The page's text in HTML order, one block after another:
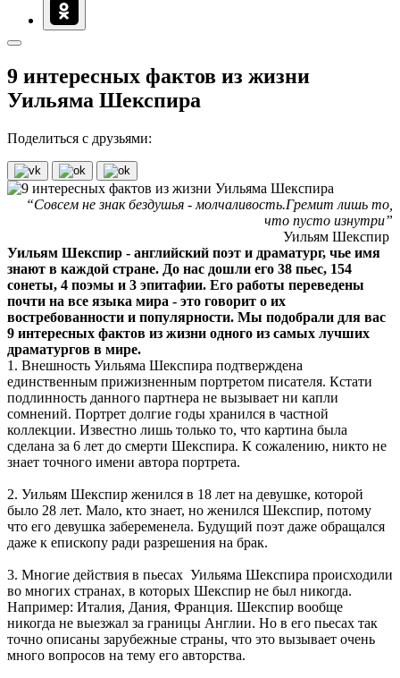
9 интересных фактов из жизни
Уильяма Шекспира
Поделиться с друзьями:
“Совсем не знак бездушья - молчаливость.Гремит лишь то,
что пусто изнутри”
Уильям Шекспир
Уильям Шекспир - английский поэт и драматург, чье имя
знают в каждой стране. До нас дошли его 38 пьес, 154
сонеты, 4 поэмы и 3 эпитафии. Его работы переведены
почти на все языка мира - это говорит о их
востребованности и популярности. Мы подобрали для вас
9 интересных фактов из жизни одного из самых лучших
драматургов в мире.
1. Внешность Уильяма Шекспира подтверждена
единственным прижизненным портретом писателя. Кстати
подлинность данного партнера не вызывает ни капли
сомнений. Портрет долгие годы хранился в частной
коллекции. Известно лишь только то, что картина была
сделана за 6 лет до смерти Шекспира. К сожалению, никто не
знает точного имени автора портрета.
2. Уильям Шекспир женился в 18 лет на девушке, которой
было 28 лет. Мало, кто знает, но женился Шекспир, потому
что его девушка забеременела. Будущий поэт даже обращался
даже к епископу ради разрешения на брак.
3. Многие действия в пьесах Уильяма Шекспира происходили
во многих странах, в которых Шекспир не был никогда.
Например: Италия, Дания, Франция. Шекспир вообще
никогда не выезжал за границы Англии. Но в его пьесах так
точно описаны зарубежные страны, что это вызывает очень
много вопросов на тему его авторства.